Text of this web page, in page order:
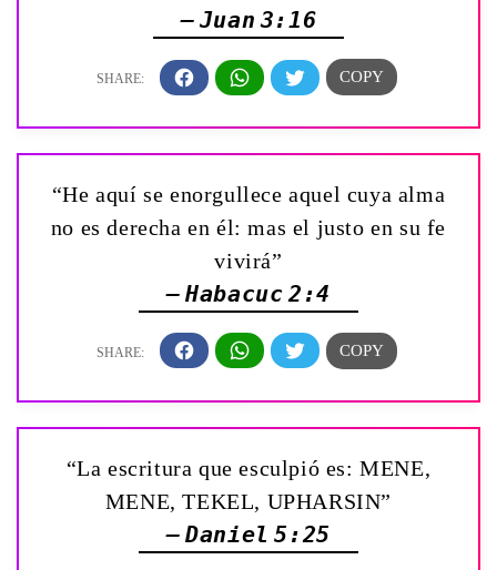
— Juan 3:16
“He aquí se enorgullece aquel cuya alma
no es derecha en él: mas el justo en su fe
vivirá”
— Habacuc 2:4
“La escritura que esculpió es: MENE,
MENE, TEKEL, UPHARSIN”
— Daniel 5:25